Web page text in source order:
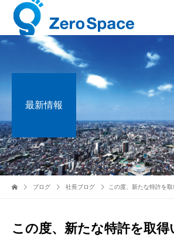
最新情報
ブログ 社長ブログ この度、新たな特許を
この度、新たな特許を取